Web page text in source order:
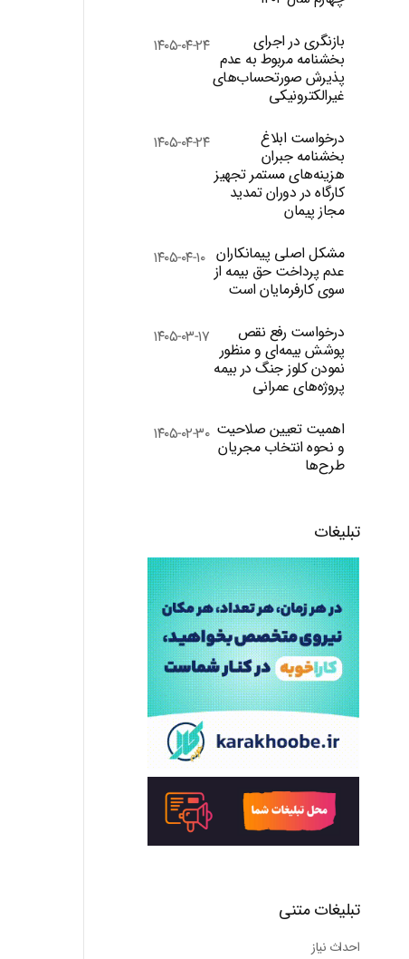
بازنگری در اجرای
بخشنامه مربوط به عدم
پذیرش صورتحساب‌های
غیرالکترونیکی
۱۴۰۵-۰۴-۲۴
درخواست ابلاغ
بخشنامه جبران
هزینه‌های مستمر تجهیز
کارگاه در دوران تمدید
مجاز پیمان
۱۴۰۵-۰۴-۲۴
مشکل اصلی پیمانکاران
عدم پرداخت حق بیمه از
سوی کارفرمایان است
۱۴۰۵-۰۴-۱۰
درخواست رفع نقص
پوشش بیمه‌ای و منظور
نمودن کلوز جنگ در بیمه
پروژه‌های عمرانی
۱۴۰۵-۰۳-۱۷
اهمیت تعیین صلاحیت
و نحوه انتخاب مجریان
طرح‌ها
۱۴۰۵-۰۲-۳۰
تبلیغات
تبلیغات متنی
احداث نیاز